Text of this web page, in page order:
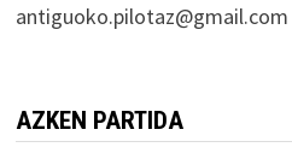
antiguoko.pilotaz@gmail.com
AZKEN PARTIDA